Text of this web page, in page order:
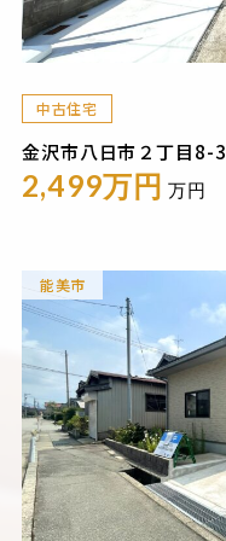
中古住宅
金沢市八日市２丁目8-3
2,499万円 万円
能美市